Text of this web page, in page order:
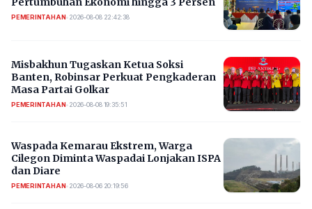
PEMERINTAHAN• 2026-08-08 22:42:38
Misbakhun Tugaskan Ketua Soksi
Banten, Robinsar Perkuat Pengkaderan
Masa Partai Golkar
PEMERINTAHAN• 2026-08-08 19:35:51
Waspada Kemarau Ekstrem, Warga
Cilegon Diminta Waspadai Lonjakan ISPA
dan Diare
PEMERINTAHAN• 2026-08-06 20:19:56